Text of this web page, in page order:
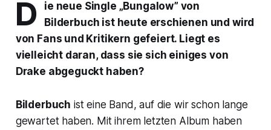
D
ie neue Single „Bungalow” von
Bilderbuch ist heute erschienen und wird
von Fans und Kritikern gefeiert. Liegt es
vielleicht daran, dass sie sich einiges von
Drake abgeguckt haben?
Bilderbuch ist eine Band, auf die wir schon lange
gewartet haben. Mit ihrem letzten Album haben